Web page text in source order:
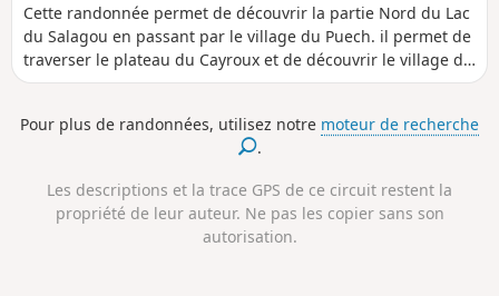
Cette randonnée permet de découvrir la partie Nord du Lac
du Salagou en passant par le village du Puech. il permet de
traverser le plateau du Cayroux et de découvrir le village de
Celles.
Pour plus de randonnées, utilisez notre moteur de recherche
.
Les descriptions et la trace GPS de ce circuit restent la
propriété de leur auteur. Ne pas les copier sans son
autorisation.